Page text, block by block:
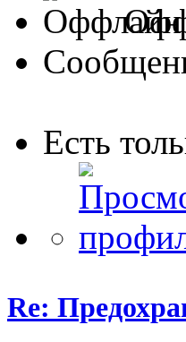
Есть
Re: